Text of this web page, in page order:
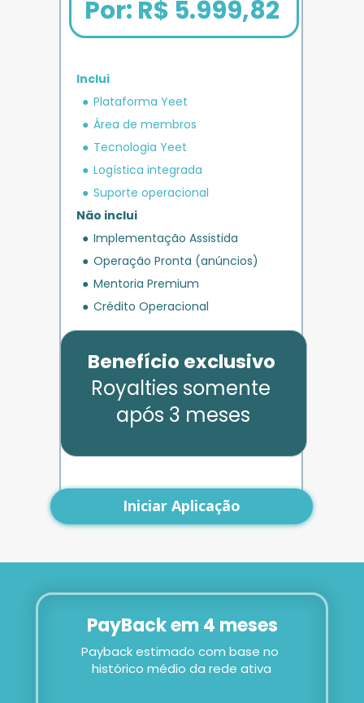
PLANO
IMPULSO
Parcele em até
12x de R$ 1.666,67
Inclui
Plataforma Yeet
Área de membros
Tecnologia Yeet
Logística integrada
Suporte operacional
Não inclui
Implementação Assistida
Operação Pronta (anúncios)
Mentoria Premium
Crédito Operacional
Bônus exclusivo
+ R$ 5.000
Yeet
Benefício exclusivo
Iniciar Aplicação
Por: R$ 5.999,82
Royalties somente
após 3 meses
Benefício exclusivo
PayBack em 4 meses
Payback estimado com base no
histórico médio da rede ativa